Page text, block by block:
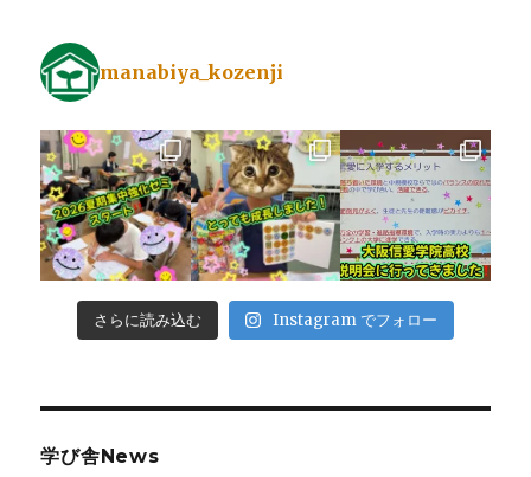
manabiya_kozenji
さらに読み込む Instagram でフォロー
学び舎News